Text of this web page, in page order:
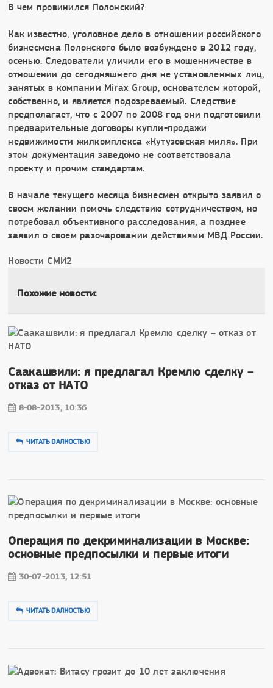
В чем провинился Полонский?
Как известно, уголовное дело в отношении российского
бизнесмена Полонского было возбуждено в 2012 году,
осенью. Следователи уличили его в мошенничестве в
отношении до сегодняшнего дня не установленных лиц,
занятых в компании Mirax Group, основателем которой,
собственно, и является подозреваемый. Следствие
предполагает, что с 2007 по 2008 год они подготовили
предварительные договоры купли-продажи
недвижимости жилкомплекса «Кутузовская миля». При
этом документация заведомо не соответствовала
проекту и прочим стандартам.
В начале текущего месяца бизнесмен открыто заявил о
своем желании помочь следствию сотрудничеством, но
потребовал объективного расследования, а позднее
заявил о своем разочаровании действиями МВД России.
Новости СМИ2
Похожие новости:
Саакашвили: я предлагал Кремлю сделку –
отказ от НАТО
8-08-2013, 10:36
ЧИТАТЬ DAЛНОСТЬЮ
Операция по декриминализации в Москве:
основные предпосылки и первые итоги
30-07-2013, 12:51
ЧИТАТЬ DAЛНОСТЬЮ